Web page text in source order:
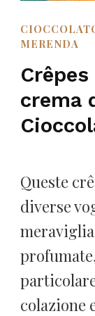
MERENDA
crema
Queste
diverse
colazione